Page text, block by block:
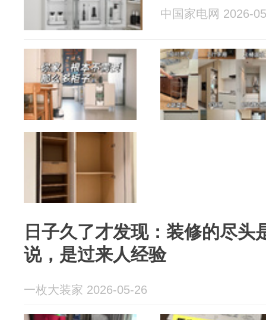
中国家电网 2026-
日子久了才发现：装修的尽头
说，是过来人经验
一枚大装家 2026-05-26